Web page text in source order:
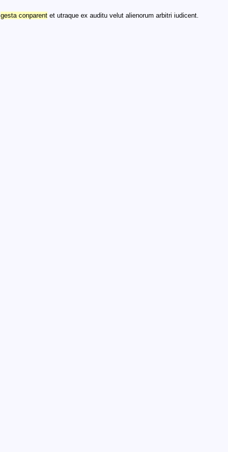
gesta conparent et utraque ex auditu velut alienorum arbitri iudicent.